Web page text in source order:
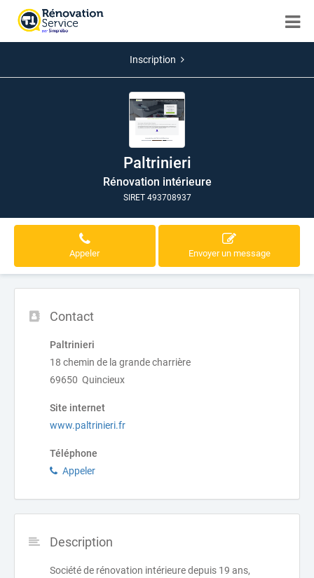
Inscription
Paltrinieri
Rénovation intérieure
SIRET 493708937
Appeler Envoyer un message
Contact
Paltrinieri
18 chemin de la grande charrière
69650 Quincieux
Site internet
www.paltrinieri.fr
Téléphone
Appeler
Description
Société de rénovation intérieure depuis 19 ans,